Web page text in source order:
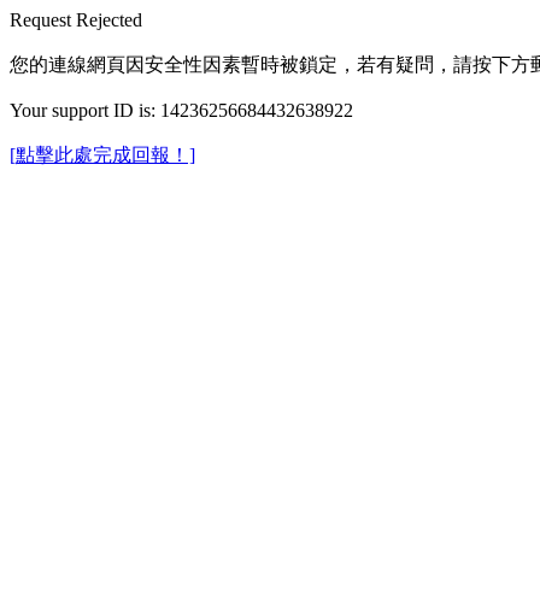
Request Rejected
您的連線網頁因安全性因素暫時被鎖定，若有疑問，請按下方
Your support ID is: 14236256684432638922
[點擊此處完成回報！]